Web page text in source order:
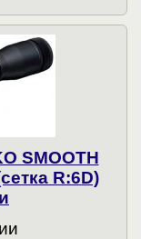
SMOOTH
R:6D)